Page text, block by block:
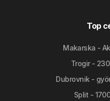
Top
Makarska -
Trogir -
Dubrovnik -
Split -